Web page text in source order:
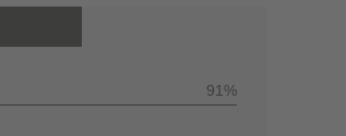
91%